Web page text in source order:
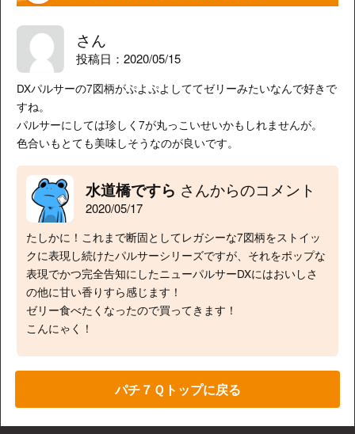
さん
投稿日：2020/05/15
DXパルサーの7図柄がぷよぷよしててゼリーみたいなんで好きで
すね。
パルサーにしては珍しく7が丸っこいせいかもしれませんが。
色合いもとても美味しそうなのが良いです。
水道橋ですら さんからのコメント
2020/05/17
たしかに！これまで断固としてレガシーな7図柄をストイッ
クに表現し続けたパルサーシリーズですが、それをポップな
表現でかつ完全告知にしたニューパルサーDXにはおいしさ
の他に甘い香りすら感じます！
ゼリー食べたくなったので買ってきます！
こんにゃく！
パチ７Ｑトップに戻る